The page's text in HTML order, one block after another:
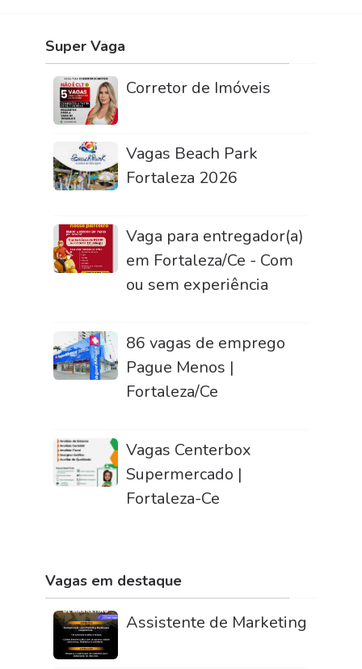
Super Vaga
Corretor de Imóveis
Vagas Beach Park
Fortaleza 2026
Vaga para entregador(a)
em Fortaleza/Ce - Com
ou sem experiência
86 vagas de emprego
Pague Menos |
Fortaleza/Ce
Vagas Centerbox
Supermercado |
Fortaleza-Ce
Vagas em destaque
Assistente de Marketing